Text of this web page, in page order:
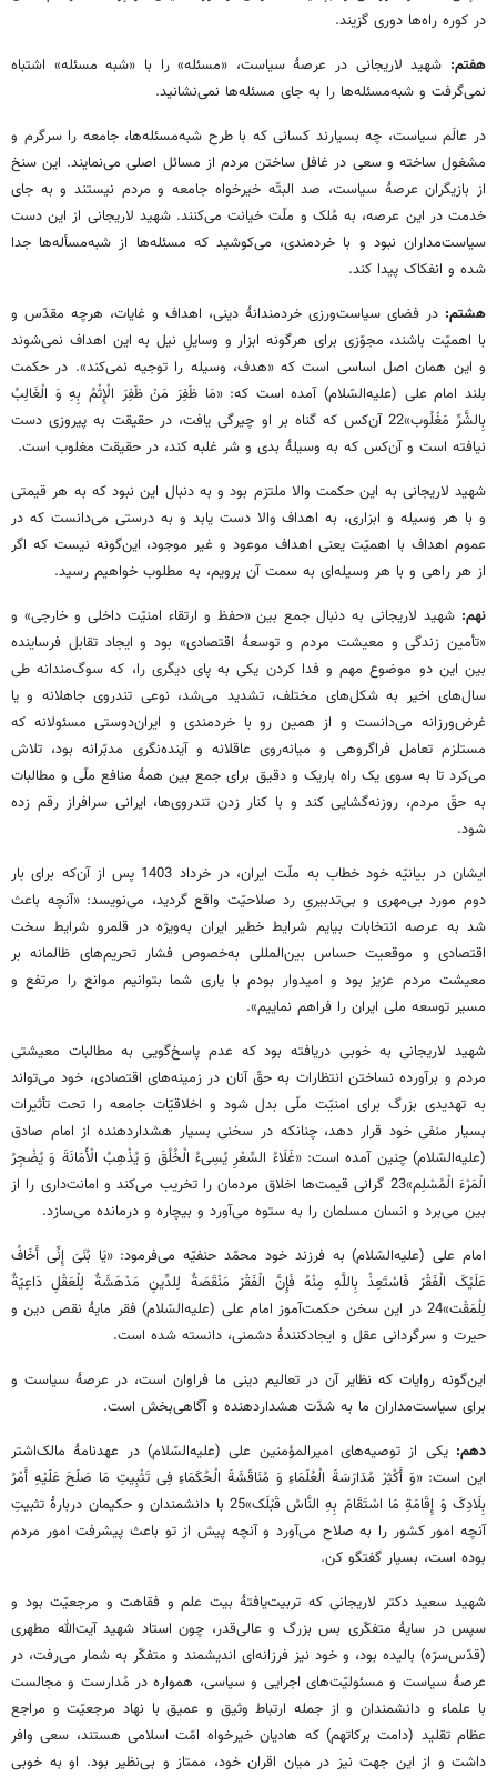
در کوره راه‌ها دوری گزیند.
هفتم: شهید لاریجانی در عرصۀ سیاست، «مسئله» را با «شبه مسئله» اشتباه
نمی‌گرفت و شبه‌مسئله‌ها را به جای مسئله‌ها نمی‌نشانید.
در عالَم سیاست، چه بسیارند کسانی که با طرح شبه‌مسئله‌ها، جامعه را سرگرم و
مشغول ساخته و سعی در غافل ساختن مردم از مسائل اصلی می‌نمایند. این سنخ
از بازیگران عرصۀ سیاست، صد البتّه خیرخواه جامعه و مردم نیستند و به جای
خدمت در این عرصه، به مُلک و ملّت خیانت می‌کنند. شهید لاریجانی از این دست
سیاست‌مداران نبود و با خردمندی، می‌کوشید که مسئله‌ها از شبه‌مسأله‌ها جدا
شده و انفکاک پیدا کند.
هشتم: در فضای سیاست‌ورزی خردمندانۀ دینی، اهداف و غایات، هرچه مقدّس و
با اهمیّت باشند، مجوّزی برای هرگونه ابزار و وسایلِ نیل به این اهداف نمی‌شوند
و این همان اصل اساسی است که «هدف، وسیله را توجیه نمی‌کند». در حکمت
بلند امام علی (علیه‌السّلام) آمده است که: «مَا ظَفِرَ مَنْ‏ ظَفِرَ الْإِثْمُ بِهِ وَ الْغَالِبُ
بِالشَّرِّ مَغْلُوب»22 آن‌کس که گناه بر او چیرگی یافت، در حقیقت به پیروزی دست
نیافته است و آن‌کس که به وسیلۀ بدی و شر غلبه کند، در حقیقت مغلوب است.
شهید لاریجانی به این حکمت والا ملتزم بود و به دنبال این نبود که به هر قیمتی
و با هر وسیله و ابزاری، به اهداف والا دست یابد و به درستی می‌دانست که در
عموم اهداف با اهمیّت یعنی اهداف موعود و غیر موجود، این‌گونه نیست که اگر
از هر راهی و با هر وسیله‌ای به سمت آن برویم، به مطلوب خواهیم رسید.
نهم: شهید لاریجانی به دنبال جمع بین «حفظ و ارتقاء امنیّت داخلی و خارجی» و
«تأمین زندگی و معیشت مردم و توسعۀ اقتصادی» بود و ایجاد تقابل فرساینده
بین این دو موضوع مهم و فدا کردن یکی به پای دیگری را، که سوگ‌مندانه طی
سال‌های اخیر به شکل‌های مختلف، تشدید می‌شد، نوعی تندروی جاهلانه و یا
غرض‌ورزانه می‌دانست و از همین رو با خردمندی و ایران‌دوستی مسئولانه که
مستلزم تعامل فراگروهی و میانه‌روی عاقلانه و آینده‌نگری مدبّرانه بود، تلاش
می‌کرد تا به سوی یک راه باریک و دقیق برای جمع بین همۀ منافع ملّی و مطالبات
به حقّ مردم، روزنه‌گشایی کند و با کنار زدن تندروی‌ها، ایرانی سرافراز رقم زده
شود.
ایشان در بیانیّه خود خطاب به ملّت ایران، در خرداد 1403 پس از آن‌که برای بار
دوم مورد بی‌مهری و بی‌تدبیریِ رد صلاحیّت واقع گردید، می‌نویسد: «آنچه باعث
شد به عرصه انتخابات بیایم شرایط خطیر ایران به‌ویژه در قلمرو شرایط سخت
اقتصادی و موقعیت حساس بین‌المللی ‌به‌خصوص فشار تحریم‌های ظالمانه بر
معیشت مردم عزیز بود و امیدوار بودم با یاری شما بتوانیم موانع را مرتفع و
مسیر توسعه ملی ایران را فراهم نماییم».
شهید لاریجانی به خوبی دریافته بود که عدم پاسخ‌گویی به مطالبات معیشتی
مردم و برآورده نساختن انتظارات به حقّ آنان در زمینه‌های اقتصادی، خود می‌تواند
به تهدیدی بزرگ برای امنیّت ملّی بدل شود و اخلاقیّات جامعه را تحت تأثیرات
بسیار منفی خود قرار دهد، چنانکه در سخنی بسیار هشداردهنده از امام صادق
(علیه‌السّلام) چنین آمده است: «غَلَاءُ السِّعْرِ یُسِی‏ءُ الْخُلُقَ وَ یُذْهِبُ‏ الْأَمَانَةَ وَ یُضْجِرُ
الْمَرْءَ الْمُسْلِم‏»23 گرانی قیمت‌ها اخلاق مردمان را تخریب می‌کند و امانت‌داری را از
بین می‌برد و انسان مسلمان را به ستوه می‌آورد و بیچاره و درمانده می‌سازد.
امام علی (علیه‌السّلام) به فرزند خود محمّد حنفیّه می‌فرمود: «یَا بُنَیَ‏ إِنِّی‏ أَخَافُ‏
عَلَیْکَ‏ الْفَقْرَ فَاسْتَعِذْ بِاللَّهِ مِنْهُ فَإِنَّ الْفَقْرَ مَنْقَصَةٌ لِلدِّینِ مَدْهَشَةٌ لِلْعَقْلِ دَاعِیَةٌ
لِلْمَقْت»24 در این سخن حکمت‌آموز امام علی (علیه‌السّلام) فقر مایۀ نقص دین و
حیرت و سرگردانی عقل و ایجادکنندۀ دشمنی، دانسته شده است.
این‌گونه روایات که نظایر آن در تعالیم دینی ما فراوان است، در عرصۀ سیاست و
برای سیاست‌مداران ما به شدّت هشداردهنده و آگاهی‌بخش است.
دهم: یکی از توصیه‌های امیرالمؤمنین علی (علیه‌السّلام) در عهدنامۀ مالک‌اشتر
این است: «وَ أَکْثِرْ مُدَارَسَةَ الْعُلَمَاءِ وَ مُنَاقَشَةَ الْحُکَمَاءِ فِی تَثْبِیتِ مَا صَلَحَ عَلَیْهِ أَمْرُ
بِلَادِکَ وَ إِقَامَةِ مَا اسْتَقَامَ بِهِ النَّاسُ قَبْلَک»25 با دانشمندان و حکیمان دربارۀ تثبیتِ
آنچه امور کشور را به صلاح می‌آورد و آنچه پیش از تو باعث پیشرفت امور مردم
بوده است، بسیار گفتگو کن.
شهید سعید دکتر لاریجانی که تربیت‌یافتۀ بیت علم و فقاهت و مرجعیّت بود و
سپس در سایۀ متفکّری بس بزرگ و عالی‌قدر، چون استاد شهید آیت‌الله مطهری
(قدّس‌سرّه) بالیده بود، و خود نیز فرزانه‌ای اندیشمند و متفکّر به شمار می‌رفت، در
عرصۀ سیاست و مسئولیّت‌های اجرایی و سیاسی، همواره در مُدارست و مجالست
با علماء و دانشمندان و از جمله ارتباط وثیق و عمیق با نهاد مرجعیّت و مراجع
عظام تقلید (دامت برکاتهم) که هادیان خیرخواه امّت اسلامی هستند، سعی وافر
داشت و از این جهت نیز در میان اقران خود، ممتاز و بی‌نظیر بود. او به خوبی